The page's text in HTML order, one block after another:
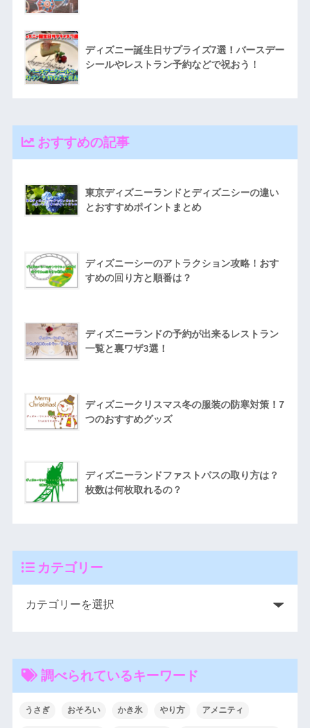
ディズニー誕生日サプライズ7選！バースデー
シールやレストラン予約などで祝おう！
おすすめの記事
東京ディズニーランドとディズニシーの違い
とおすすめポイントまとめ
ディズニーシーのアトラクション攻略！おす
すめの回り方と順番は？
ディズニーランドの予約が出来るレストラン
一覧と裏ワザ3選！
ディズニークリスマス冬の服装の防寒対策！7
つのおすすめグッズ
ディズニーランドファストパスの取り方は？
枚数は何枚取れるの？
カテゴリー
調べられているキーワード
うさぎ おそろい かき氷 やり方 アメニティ